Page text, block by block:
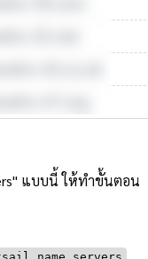
แบบนี้ ให้ทำขั้นตอน
name servers